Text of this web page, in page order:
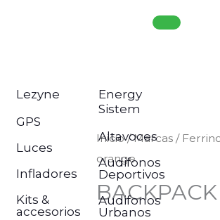
Lezyne
GPS
Luces
Infladores
Kits &
accesorios
Energy
Sistem
Altavoces
Audifonos
Deportivos
Audifonos
Urbanos
Inicio/Marcas /
orange